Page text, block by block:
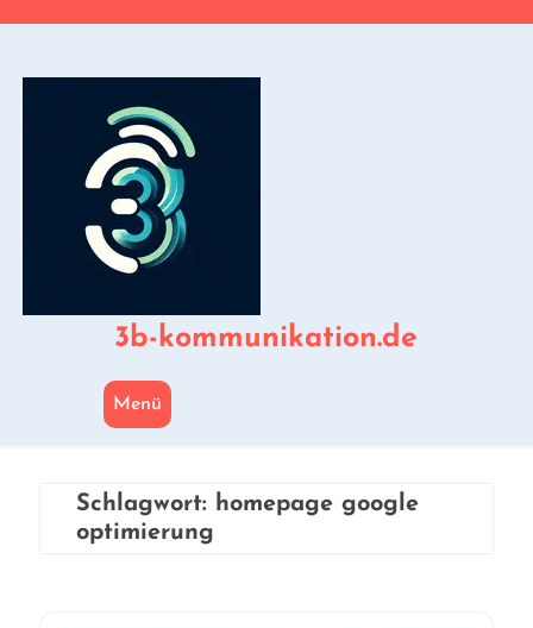
3b-kommunikation.de
Menü
Schlagwort: homepage google
optimierung